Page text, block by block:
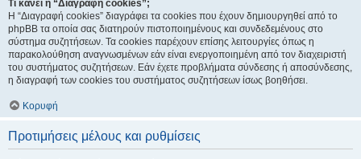
Τι κάνει η “Διαγραφή cookies”;
Η “Διαγραφή cookies” διαγράφει τα cookies που έχουν δημιουργηθεί από το
phpBB τα οποία σας διατηρούν πιστοποιημένους και συνδεδεμένους στο
σύστημα συζητήσεων. Τα cookies παρέχουν επίσης λειτουργίες όπως η
παρακολούθηση αναγνωσμένων εάν είναι ενεργοποιημένη από τον διαχειριστή
του συστήματος συζητήσεων. Εάν έχετε προβλήματα σύνδεσης ή αποσύνδεσης,
η διαγραφή των cookies του συστήματος συζητήσεων ίσως βοηθήσει.
Κορυφή
Προτιμήσεις μέλους και ρυθμίσεις